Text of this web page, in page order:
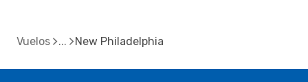
Vuelos New Philadelphia